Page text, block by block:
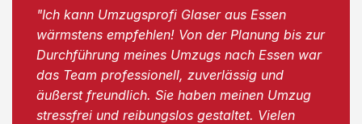
"Ich kann Umzugsprofi Glaser aus Essen
wärmstens empfehlen! Von der Planung bis zur
Durchführung meines Umzugs nach Essen war
das Team professionell, zuverlässig und
äußerst freundlich. Sie haben meinen Umzug
stressfrei und reibungslos gestaltet. Vielen